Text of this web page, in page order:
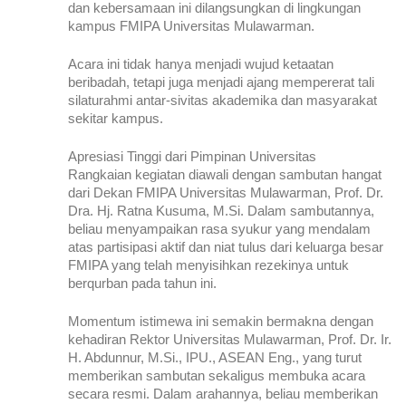
dan kebersamaan ini dilangsungkan di lingkungan
kampus FMIPA Universitas Mulawarman.
Acara ini tidak hanya menjadi wujud ketaatan
beribadah, tetapi juga menjadi ajang mempererat tali
silaturahmi antar-sivitas akademika dan masyarakat
sekitar kampus.
Apresiasi Tinggi dari Pimpinan Universitas
Rangkaian kegiatan diawali dengan sambutan hangat
dari Dekan FMIPA Universitas Mulawarman, Prof. Dr.
Dra. Hj. Ratna Kusuma, M.Si. Dalam sambutannya,
beliau menyampaikan rasa syukur yang mendalam
atas partisipasi aktif dan niat tulus dari keluarga besar
FMIPA yang telah menyisihkan rezekinya untuk
berqurban pada tahun ini.
Momentum istimewa ini semakin bermakna dengan
kehadiran Rektor Universitas Mulawarman, Prof. Dr. Ir.
H. Abdunnur, M.Si., IPU., ASEAN Eng., yang turut
memberikan sambutan sekaligus membuka acara
secara resmi. Dalam arahannya, beliau memberikan